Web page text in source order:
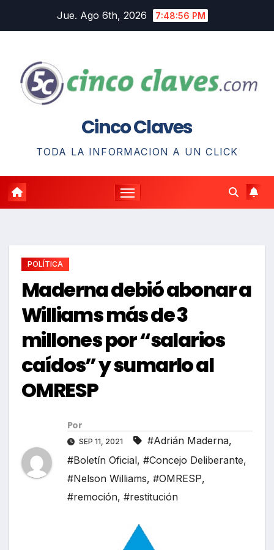
Jue. Ago 6th, 2026 7:48:57 PM
Cinco Claves
TODA LA INFORMACION A UN CLICK
POLÍTICA
Maderna debió abonar a
Williams más de 3
millones por “salarios
caídos” y sumarlo al
OMRESP
Por
SEP 11, 2021 #Adrián Maderna,
#Boletín Oficial, #Concejo Deliberante,
#Nelson Williams, #OMRESP,
#remoción, #restitución